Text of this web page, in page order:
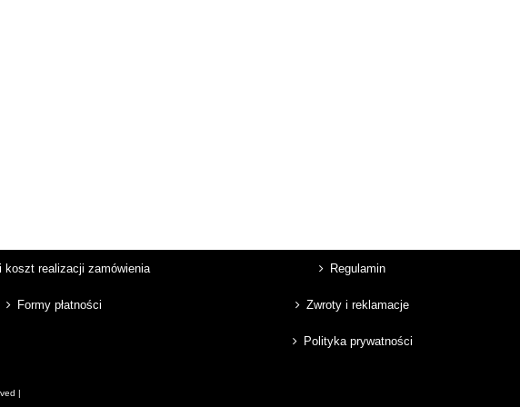
koszt realizacji zamówienia
Formy płatności
Regulamin
Zwroty i reklamacje
Polityka prywatności
|